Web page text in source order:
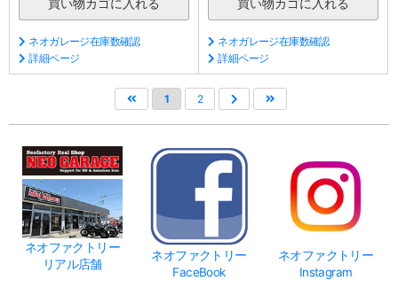
ネオガレージ在庫数確認
詳細ページ
ネオガレージ在庫数確認
詳細ページ
1 2
ネオファクトリー
リアル店舗
ネオファクトリー
FaceBook
ネオファクトリー
Instagram